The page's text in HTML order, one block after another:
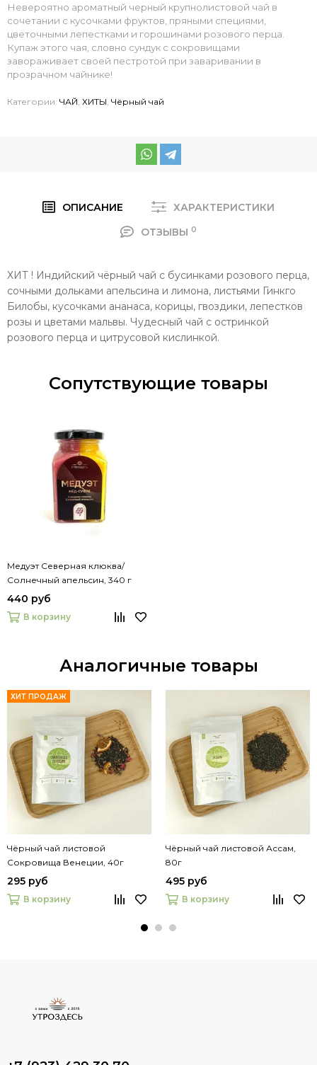
Невероятно ароматный черный крупнолистовой чай в
сочетании с кусочками фруктов, пряными специями,
цветочными лепестками и горошинами розового перца.
Купаж этого чая, словно сундук с сокровищами
завораживает своей пестротой при заваривании в
прозрачном чайнике!
Категории: ЧАЙ ХИТЫ Чёрный чай
ОПИСАНИЕ
ХАРАКТЕРИСТИКИ
ОТЗЫВЫ 0
ХИТ ! Индийский чёрный чай с бусинками розового перца,
сочными дольками апельсина и лимона, листьями Гинкго
Билобы, кусочками ананаса, корицы, гвоздики, лепестков
розы и цветами мальвы. Чудесный чай с остринкой
розового перца и цитрусовой кислинкой.
Сопутствующие товары
Медуэт Северная клюква/
Солнечный апельсин, 340 г
440 руб
В корзину
Аналогичные товары
ХИТ ПРОДАЖ
Чёрный чай листовой
Сокровища Венеции, 40г
295 руб
В корзину
Чёрный чай листовой Ассам,
80г
495 руб
В корзину